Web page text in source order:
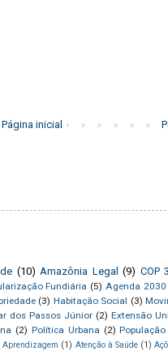
Página inicial
(10) Amazônia Legal (9) COP
Fundiária (5) Agenda 2030
(3) Habitação Social (3)
dos Passos Júnior (2) Extensão
(2) Política Urbana (2) População
Aprendizagem (1) Atenção à Saúde (1)